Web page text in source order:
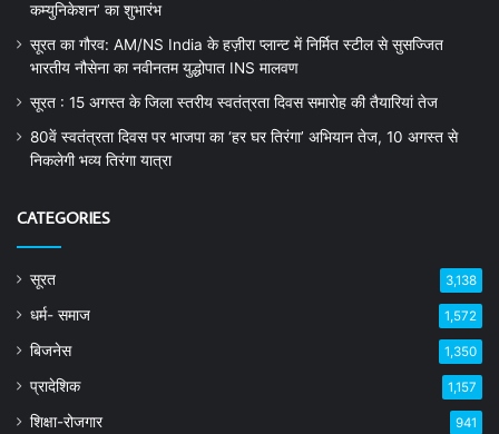
कम्युनिकेशन’ का शुभारंभ
सूरत का गौरव: AM/NS India के हज़ीरा प्लान्ट में निर्मित स्टील से सुसज्जित
भारतीय नौसेना का नवीनतम युद्धोपात INS मालवण
सूरत : 15 अगस्त के जिला स्तरीय स्वतंत्रता दिवस समारोह की तैयारियां तेज
80वें स्वतंत्रता दिवस पर भाजपा का ‘हर घर तिरंगा’ अभियान तेज, 10 अगस्त से
निकलेगी भव्य तिरंगा यात्रा
CATEGORIES
सूरत 3,138
धर्म- समाज 1,572
बिजनेस 1,350
प्रादेशिक 1,157
शिक्षा-रोजगार 941